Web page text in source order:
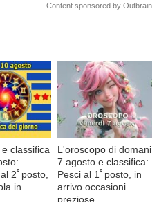
Content sponsored by Outbrain
classifica
2ﾟposto,
in
L'oroscopo di domani
7 agosto e classifica:
Pesci al 1ﾟposto, in
arrivo occasioni
preziose